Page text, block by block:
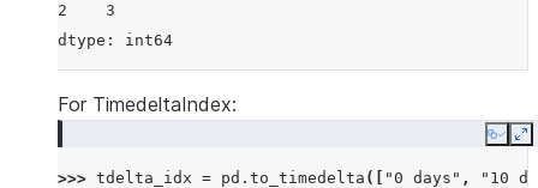
2    3
dtype: int64
For TimedeltaIndex:
Copy
>>> tdelta_idx = pd . to_timedelta ([ "0 days" ,
"10